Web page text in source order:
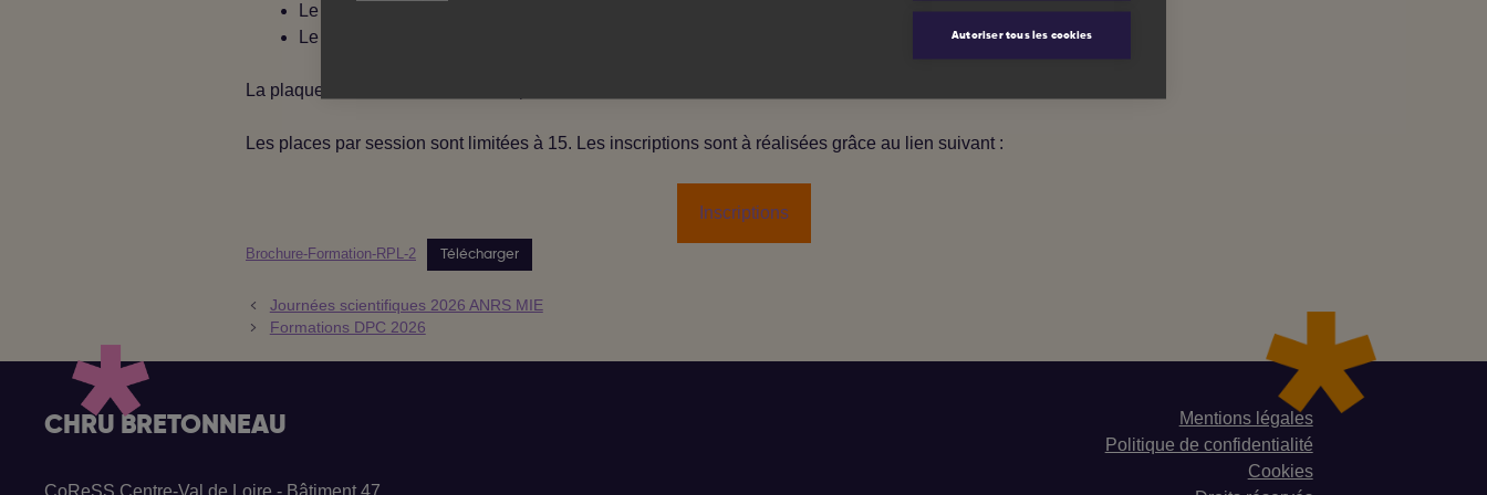
Le 9 juin à Tours (9h30-13h00) (COMPLET)
Le 15 décembre à Orléans (9h30-13h00)
La plaquette de la formation est disponible ci-dessous.
Les places par session sont limitées à 15. Les inscriptions sont à réalisées grâce au lien suivant :
Inscriptions
Brochure-Formation-RPL-2 Télécharger
Journées scientifiques 2026 ANRS MIE
Formations DPC 2026
CHRU BRETONNEAU
Mentions légales
Politique de confidentialité
Cookies
Autoriser tous les cookies